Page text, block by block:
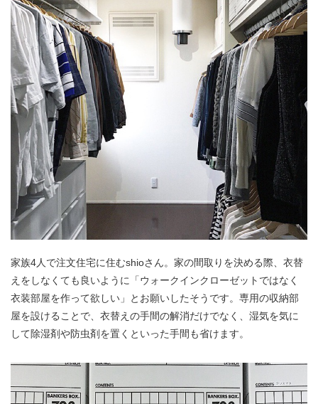
家族4人で注文住宅に住むshioさん。家の間取りを決める際、衣替
えをしなくても良いように「ウォークインクローゼットではなく
衣装部屋を作って欲しい」とお願いしたそうです。専用の収納部
屋を設けることで、衣替えの手間の解消だけでなく、湿気を気に
して除湿剤や防虫剤を置くといった手間も省けます。